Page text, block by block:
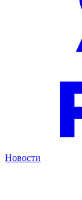
Новости